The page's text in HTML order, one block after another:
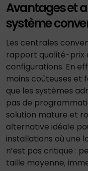
Avantages et
système
Les centrales
rapport qualité-prix
configurations. En
moins coûteuses et
que les systèmes
pas de
solution mature et
alternative idéale
installations où une
n’est pas critique :
taille moyenne,